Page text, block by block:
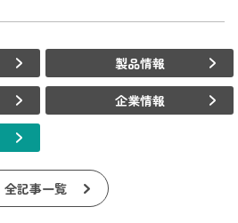
製品情報
企業情報
全記事一覧